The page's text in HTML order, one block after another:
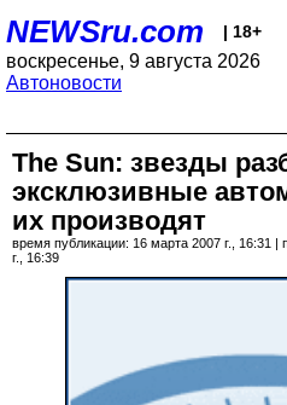
NEWSru.com | 18+
воскресенье, 9 августа 2026
Автоновости
The Sun: звезды
эксклюзивные
их производят
время публикации: 16 марта 2007 г., 16:31
г., 16:39